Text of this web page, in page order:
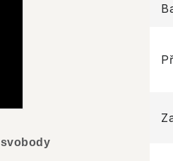
svobody